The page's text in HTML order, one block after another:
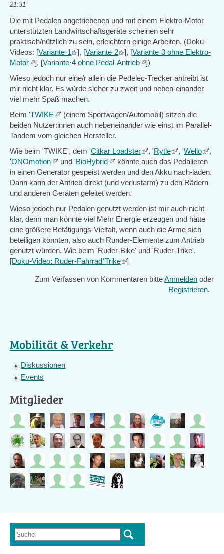
21:31
Die mit Pedalen angetriebenen und mit einem Elektro-Motor
unterstützten Landwirtschaftsgeräte scheinen sehr
praktisch/nützlich zu sein, erleichtern einige Arbeiten. (Doku-
Videos: [Variante·1(link
is
], [Variante·2(link
is
], [Variante·3 ohne Elektro-
Motor(link
external)
], [Variante·4 ohne Pedal-Antrieb(link
external)
])
Wieso jedoch nur eine/r allein die Pedelec-Trecker antreibt ist
mir nicht klar. Es würde sicher zu zweit und neben-einander
viel mehr Spaß machen.
Beim 'TWIKE(link
is
external)
' (einem Sportwagen/Automobil) sitzen die
beiden Nutzer:innen auch nebeneinander wie einst im Parallel-
Tandem vom gleichen Hersteller.
Wie beim 'TWIKE', dem 'Citkar Loadster(link
is
external)
', 'Rytle(link
is
external)
', 'Wello(link
is
',
'ONOmotion(link
is
external)
' und 'BioHybrid(link
is
external)
' könnte auch das Pedalieren
in einen Generator gespeist werden und den Akku nach-laden.
Dann kann der Antrieb direkt (und verlustarm) zu den Rädern
und anderen Geräten geleitet werden.
Wieso jedoch nur Pedalen genutzt werden ist mir auch nicht
klar, denn man könnte viel Mehr Energie erzeugen und hätte
eine größere Betätigungs-Vielfalt, wenn auch die Arme sich
beteiligen könnten, also auch Runder-Elemente zum Antrieb
genutzt würden. Wie beim 'Ruder-Bike' und 'Ruder-Trike'.
[Doku-Video: Ruder-Fahrrad⁺Trike(link
external)
]
Zum Verfassen von Kommentaren bitteAnmelden oder
Registrieren.
Mobilität & Verkehr
Diskussionen
Events
Mitglieder
Suchformular
Suche